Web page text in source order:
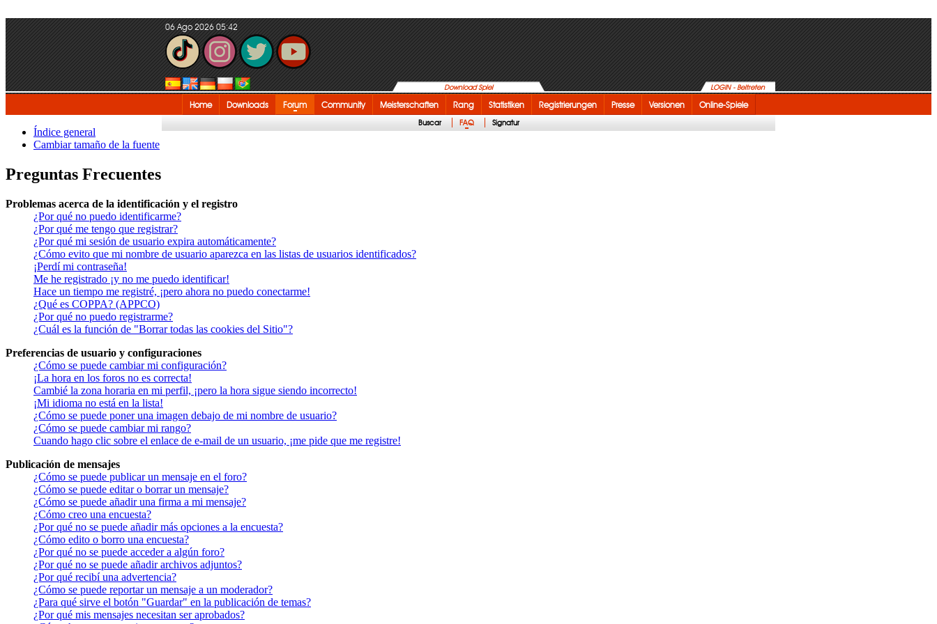
06 Ago 2026 05:42
Download Spiel LOGIN - Beitreten
Home Downloads Forum Community Meisterschaften Rang Statistiken Registrierungen Presse Versionen Online-Spiele
Buscar FAQ Signatur
Índice general
Cambiar tamaño de la fuente
Preguntas Frecuentes
Problemas acerca de la identificación y el registro
¿Por qué no puedo identificarme?
¿Por qué me tengo que registrar?
¿Por qué mi sesión de usuario expira automáticamente?
¿Cómo evito que mi nombre de usuario aparezca en las listas de usuarios identificados?
¡Perdí mi contraseña!
Me he registrado ¡y no me puedo identificar!
Hace un tiempo me registré, ¡pero ahora no puedo conectarme!
¿Qué es COPPA? (APPCO)
¿Por qué no puedo registrarme?
¿Cuál es la función de "Borrar todas las cookies del Sitio"?
Preferencias de usuario y configuraciones
¿Cómo se puede cambiar mi configuración?
¡La hora en los foros no es correcta!
Cambié la zona horaria en mi perfil, ¡pero la hora sigue siendo incorrecto!
¡Mi idioma no está en la lista!
¿Cómo se puede poner una imagen debajo de mi nombre de usuario?
¿Cómo se puede cambiar mi rango?
Cuando hago clic sobre el enlace de e-mail de un usuario, ¡me pide que me registre!
Publicación de mensajes
¿Cómo se puede publicar un mensaje en el foro?
¿Cómo se puede editar o borrar un mensaje?
¿Cómo se puede añadir una firma a mi mensaje?
¿Cómo creo una encuesta?
¿Por qué no se puede añadir más opciones a la encuesta?
¿Cómo edito o borro una encuesta?
¿Por qué no se puede acceder a algún foro?
¿Por qué no se puede añadir archivos adjuntos?
¿Por qué recibí una advertencia?
¿Cómo se puede reportar un mensaje a un moderador?
¿Para qué sirve el botón "Guardar" en la publicación de temas?
¿Por qué mis mensajes necesitan ser aprobados?